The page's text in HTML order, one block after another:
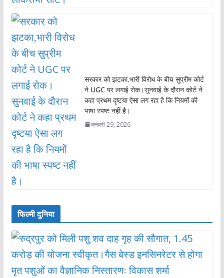
सरकार को झटका,भारी विरोध के बीच सुप्रीम कोर्ट
ने UGC पर लगाई रोक।सुनवाई के दौरान कोर्ट ने
कहा प्रथम दृष्टया ऐसा लग रहा है कि नियमों की
भाषा स्पष्ट नहीं है।
जनवरी 29, 2026
फिल्मी दुनिया